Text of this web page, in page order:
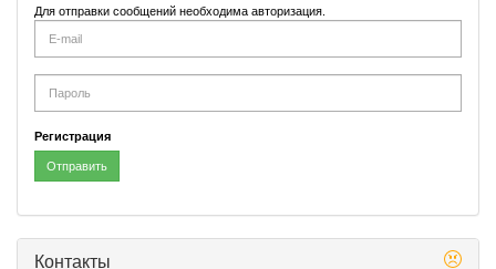
Для отправки сообщений необходима авторизация.
mail
Регистрация
Отправить
Контакты